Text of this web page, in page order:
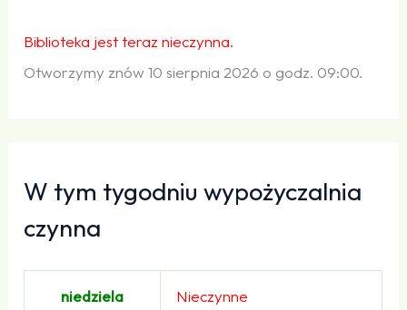
Biblioteka jest teraz nieczynna.
Otworzymy znów 10 sierpnia 2026 o godz. 09:00.
W tym tygodniu wypożyczalnia
czynna
niedziela Nieczynne